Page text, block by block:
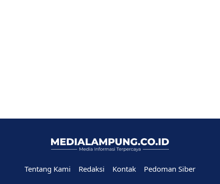
Tentang Kami Redaksi Kontak
Pedoman Siber